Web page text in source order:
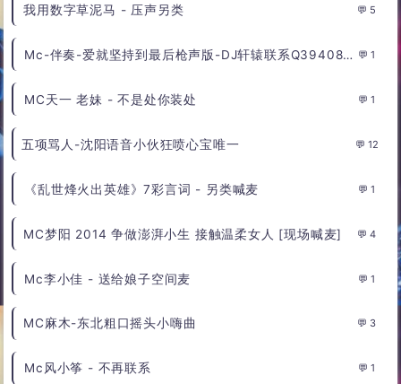
我用数字草泥马 - 压声另类 5
Mc-伴奏-爱就坚持到最后枪声版-DJ轩辕联系Q394088489 - Dmc轩辕 1
MC天一 老妹 - 不是处你装处 1
五项骂人-沈阳语音小伙狂喷心宝唯一 12
《乱世烽火出英雄》7彩言词 - 另类喊麦 1
MC梦阳 2014 争做澎湃小生 接触温柔女人 [现场喊麦] 4
Mc李小佳 - 送给娘子空间麦 1
MC麻木-东北粗口摇头小嗨曲 3
Mc风小筝 - 不再联系 1